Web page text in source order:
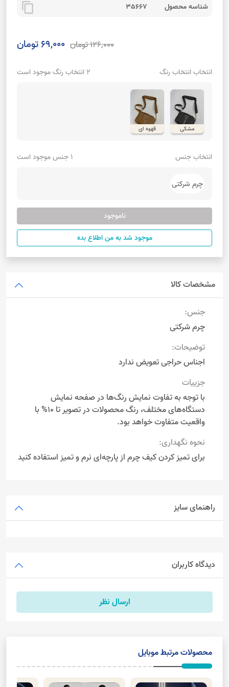
شناسه محصول 35667
content_copy
126,000 تومان 69,000 تومان
انتخاب انتخاب رنگ 2 انتخاب رنگ موجود است
مشکی قهوه ای
انتخاب جنس 1 جنس موجود است
چرم شرکتی
ناموجود
موجود شد به من اطلاع بده
مشخصات کالا
جنس:
چرم شرکتی
توضیحات:
اجناس حراجی تعویض ندارد
جزییات
با توجه به تفاوت نمایش رنگ‌ها در صفحه نمایش
دستگاه‌های مختلف، رنگ محصولات در تصویر تا 10% با
واقعیت متفاوت خواهد بود.
نحوه نگهداری:
برای تمیز کردن کیف چرم از پارچه‌ای نرم و تمیز استفاده کنید
راهنمای سایز
دیدگاه کاربران
ارسال نظر
محصولات مرتبط موبایل